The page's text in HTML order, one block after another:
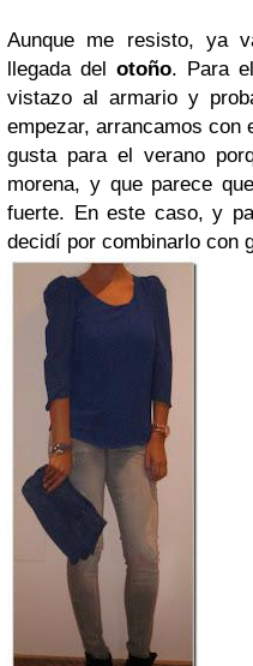
Aunque me resisto, ya
llegada del otoño. Para
vistazo al armario y
empezar, arrancamos con
gusta para el verano
morena, y que parece
fuerte. En este caso, y
decidí por combinarlo con